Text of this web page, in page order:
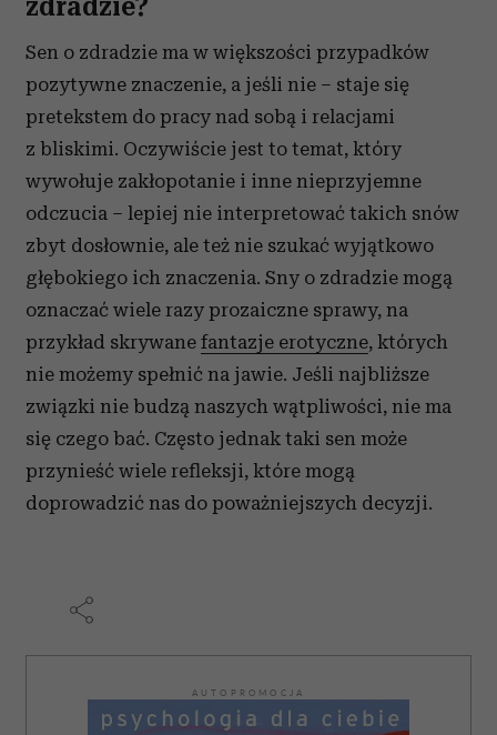
zdradzie?
Sen o zdradzie ma w większości przypadków
pozytywne znaczenie, a jeśli nie – staje się
pretekstem do pracy nad sobą i relacjami
z bliskimi. Oczywiście jest to temat, który
wywołuje zakłopotanie i inne nieprzyjemne
odczucia – lepiej nie interpretować takich snów
zbyt dosłownie, ale też nie szukać wyjątkowo
głębokiego ich znaczenia. Sny o zdradzie mogą
oznaczać wiele razy prozaiczne sprawy, na
przykład skrywane fantazje erotyczne, których
nie możemy spełnić na jawie. Jeśli najbliższe
związki nie budzą naszych wątpliwości, nie ma
się czego bać. Często jednak taki sen może
przynieść wiele refleksji, które mogą
doprowadzić nas do poważniejszych decyzji.
AUTOPROMOCJA